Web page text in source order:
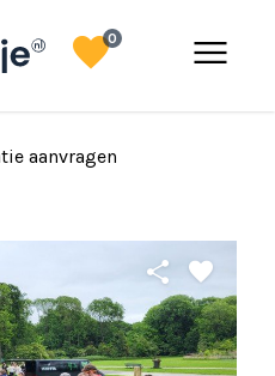
menu
favorite0
aanvragen
share favorite